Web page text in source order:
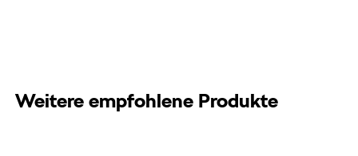
Weitere empfohlene Produkte